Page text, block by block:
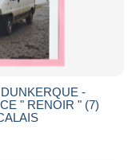
-
" RENOIR " (7)